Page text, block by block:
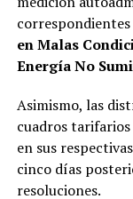
en Malas
Energía No
Asimismo, las
cuadros
en sus
cinco días
resoluciones.